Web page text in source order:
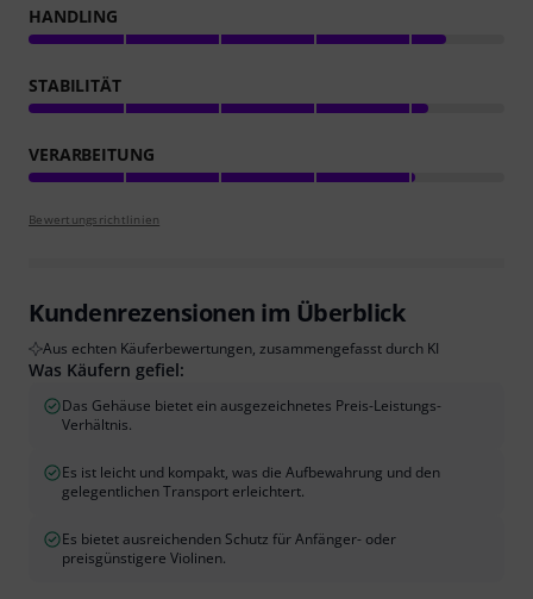
HANDLING
STABILITÄT
VERARBEITUNG
Bewertungsrichtlinien
Kundenrezensionen im Überblick
Aus echten Käuferbewertungen, zusammengefasst durch KI
Was Käufern gefiel:
Das Gehäuse bietet ein ausgezeichnetes Preis-Leistungs-
Verhältnis.
Es ist leicht und kompakt, was die Aufbewahrung und den
gelegentlichen Transport erleichtert.
Es bietet ausreichenden Schutz für Anfänger- oder
preisgünstigere Violinen.